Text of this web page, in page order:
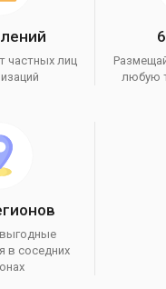
частных лиц
любую
в соседних